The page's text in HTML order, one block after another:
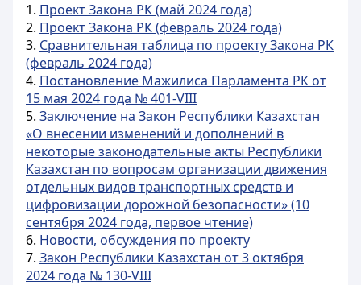
1. Проект Закона РК (май 2024 года)
2. Проект Закона РК (февраль 2024 года)
3. Сравнительная таблица по проекту Закона РК
(февраль 2024 года)
4. Постановление Мажилиса Парламента РК от
15 мая 2024 года № 401-VIII
5. Заключение на Закон Республики Казахстан
«О внесении изменений и дополнений в
некоторые законодательные акты Республики
Казахстан по вопросам организации движения
отдельных видов транспортных средств и
цифровизации дорожной безопасности» (10
сентября 2024 года, первое чтение)
6. Новости, обсуждения по проекту
7. Закон Республики Казахстан от 3 октября
2024 года № 130-VIII